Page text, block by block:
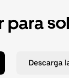
Descarga